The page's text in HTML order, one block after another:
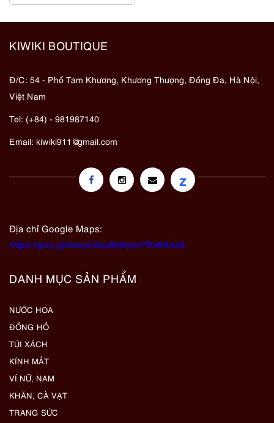
KIWIKI BOUTIQUE
Đ/C: 54 - Phố Tam Khương, Khương Thượng, Đống Đa, Hà Nội,
Việt Nam
Tel: (+84) - 981987140
Email: kiwiki911@gmail.com
z
Địa chỉ Google Maps:
https://goo.gl/maps/eby8bKyks7Bx89oa6
DANH MỤC SẢN PHẨM
NƯỚC HOA
ĐỒNG HỒ
TÚI XÁCH
KÍNH MẮT
VÍ NỮ, NAM
KHĂN, CÀ VẠT
TRANG SỨC